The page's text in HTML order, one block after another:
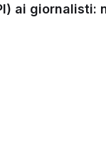
ai giornalisti: